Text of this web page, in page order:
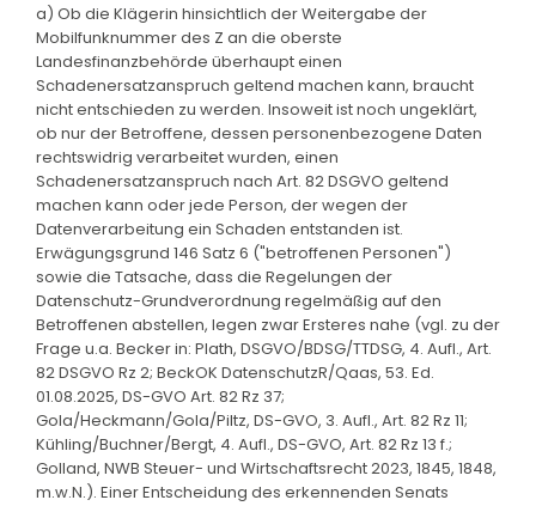
a) Ob die Klägerin hinsichtlich der Weitergabe der
Mobilfunknummer des Z an die oberste
Landesfinanzbehörde überhaupt einen
Schadenersatzanspruch geltend machen kann, braucht
nicht entschieden zu werden. Insoweit ist noch ungeklärt,
ob nur der Betroffene, dessen personenbezogene Daten
rechtswidrig verarbeitet wurden, einen
Schadenersatzanspruch nach Art. 82 DSGVO geltend
machen kann oder jede Person, der wegen der
Datenverarbeitung ein Schaden entstanden ist.
Erwägungsgrund 146 Satz 6 ("betroffenen Personen")
sowie die Tatsache, dass die Regelungen der
Datenschutz-Grundverordnung regelmäßig auf den
Betroffenen abstellen, legen zwar Ersteres nahe (vgl. zu der
Frage u.a. Becker in: Plath, DSGVO/BDSG/TTDSG, 4. Aufl., Art.
82 DSGVO Rz 2; BeckOK DatenschutzR/Qaas, 53. Ed.
01.08.2025, DS-GVO Art. 82 Rz 37;
Gola/Heckmann/Gola/Piltz, DS-GVO, 3. Aufl., Art. 82 Rz 11;
Kühling/Buchner/Bergt, 4. Aufl., DS-GVO, Art. 82 Rz 13 f.;
Golland, NWB Steuer- und Wirtschaftsrecht 2023, 1845, 1848,
m.w.N.). Einer Entscheidung des erkennenden Senats